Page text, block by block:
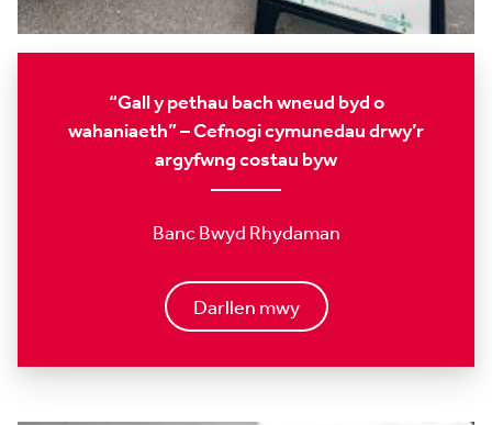
“Gall y pethau bach wneud byd o
wahaniaeth” – Cefnogi cymunedau drwy’r
argyfwng costau byw
Banc Bwyd Rhydaman
Darllen mwy